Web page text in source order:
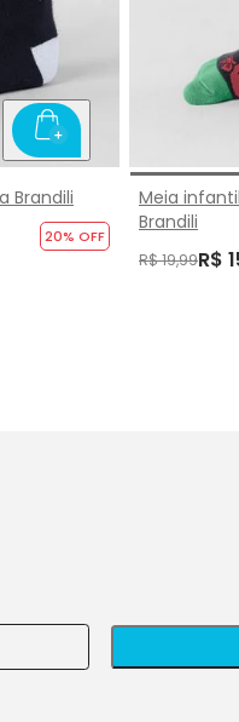
Brandili
20% OFF
Meia
Brandili
R$ 19,99R$